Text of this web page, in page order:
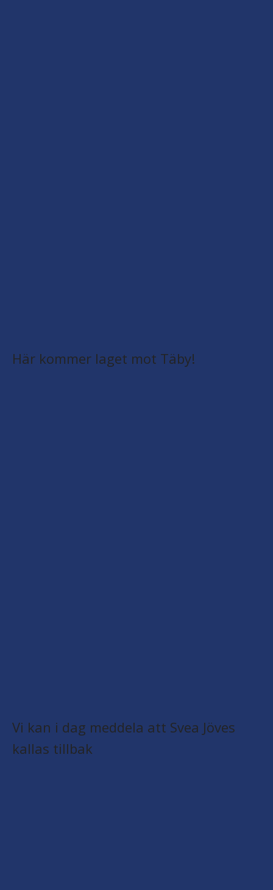
Här kommer laget mot Täby!
Vi kan i dag meddela att Svea Jöves
kallas tillbak